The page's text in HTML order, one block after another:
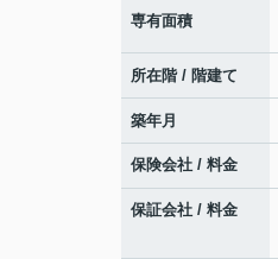
専有面積
所在階 / 階建て
築年月
保険会社 / 料金
保証会社 / 料金